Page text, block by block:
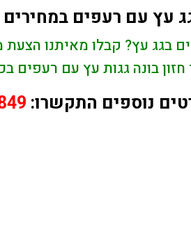
עץ עם רעפים
בגג עץ? קבלו מאיתנו
חזון בונה גגות עץ עם רעפים
נוספים התקשרו: